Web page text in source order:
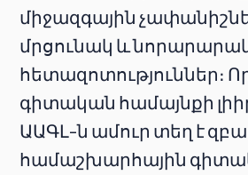
միջազգային
մրցունակ և
հետազոտություններ։
գիտական համայնքի
ԱԱԳԼ-ն ամուր տեղ է
համաշխարհային